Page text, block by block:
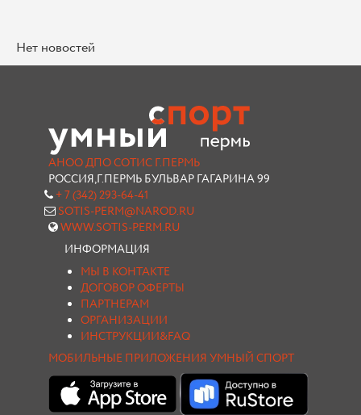
Нет новостей
АНОО ДПО СОТИС Г.ПЕРМЬ
РОССИЯ,Г.ПЕРМЬ БУЛЬВАР ГАГАРИНА 99
+ 7 (342) 293-64-41
SOTIS-PERM@NAROD.RU
WWW.SOTIS-PERM.RU
ИНФОРМАЦИЯ
МЫ В КОНТАКТЕ
ДОГОВОР ОФЕРТЫ
ПАРТНЕРАМ
ОРГАНИЗАЦИИ
ИНСТРУКЦИИ&FAQ
МОБИЛЬНЫЕ ПРИЛОЖЕНИЯ УМНЫЙ СПОРТ